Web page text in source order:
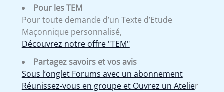
Pour les TEM
Pour toute demande d’un Texte d’Etude
Maçonnique personnalisé,
Découvrez notre offre "TEM"
Partagez savoirs et vos avis
Sous l’onglet Forums avec un abonnement
Réunissez-vous en groupe et Ouvrez un Atelier